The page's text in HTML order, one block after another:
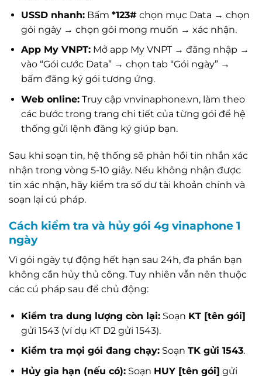
USSD nhanh:Bấm *123#chọn mục Data → chọn
gói ngày → chọn gói mong muốn → xác nhận.
App My VNPT:Mở app My VNPT → đăng nhập →
vào “Gói cước Data” → chọn tab “Gói ngày” →
bấm đăng ký gói tương ứng.
Web online:Truy cập vnvinaphone.vn, làm theo
các bước trong trang chi tiết của từng gói để hệ
thống gửi lệnh đăng ký giúp bạn.
Sau khi soạn tin, hệ thống sẽ phản hồi tin nhắn xác
nhận trong vòng 5-10 giây. Nếu không nhận được
tin xác nhận, hãy kiểm tra số dư tài khoản chính và
soạn lại cú pháp.
Cách kiểm tra và hủy gói 4g vinaphone 1
ngày
Vì gói ngày tự động hết hạn sau 24h, đa phần bạn
không cần hủy thủ công. Tuy nhiên vẫn nên thuộc
các cú pháp sau để chủ động:
Kiểm tra dung lượng còn lại:Soạn KT [tên gói]
gửi 1543 (ví dụ KT D2 gửi 1543).
Kiểm tra mọi gói đang chạy:Soạn TK gửi 1543.
Hủy gia hạn (nếu có):Soạn HUY [tên gói] gửi